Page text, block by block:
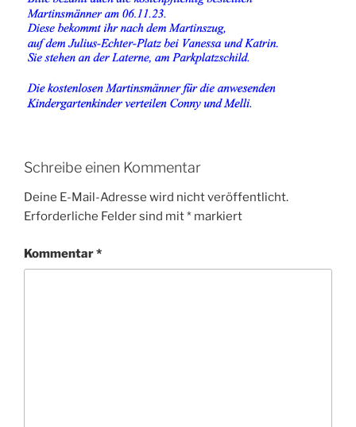
Schreibe einen Kommentar
Deine E-Mail-Adresse wird nicht veröffentlicht.
Erforderliche Felder sind mit* markiert
Kommentar*